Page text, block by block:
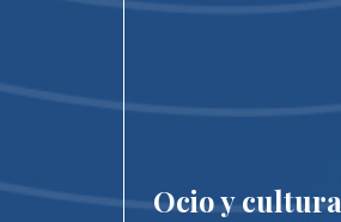
Ocio y cultura